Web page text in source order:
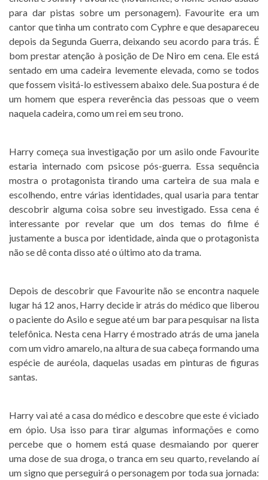
para dar pistas sobre um personagem). Favourite era um
cantor que tinha um contrato com Cyphre e que desapareceu
depois da Segunda Guerra, deixando seu acordo para trás. É
bom prestar atenção à posição de De Niro em cena. Ele está
sentado em uma cadeira levemente elevada, como se todos
que fossem visitá-lo estivessem abaixo dele. Sua postura é de
um homem que espera reverência das pessoas que o veem
naquela cadeira, como um rei em seu trono.
Harry começa sua investigação por um asilo onde Favourite
estaria internado com psicose pós-guerra. Essa sequência
mostra o protagonista tirando uma carteira de sua mala e
escolhendo, entre várias identidades, qual usaria para tentar
descobrir alguma coisa sobre seu investigado. Essa cena é
interessante por revelar que um dos temas do filme é
justamente a busca por identidade, ainda que o protagonista
não se dê conta disso até o último ato da trama.
Depois de descobrir que Favourite não se encontra naquele
lugar há 12 anos, Harry decide ir atrás do médico que liberou
o paciente do Asilo e segue até um bar para pesquisar na lista
telefônica. Nesta cena Harry é mostrado atrás de uma janela
com um vidro amarelo, na altura de sua cabeça formando uma
espécie de auréola, daquelas usadas em pinturas de figuras
santas.
Harry vai até a casa do médico e descobre que este é viciado
em ópio. Usa isso para tirar algumas informações e como
percebe que o homem está quase desmaiando por querer
uma dose de sua droga, o tranca em seu quarto, revelando aí
um signo que perseguirá o personagem por toda sua jornada: